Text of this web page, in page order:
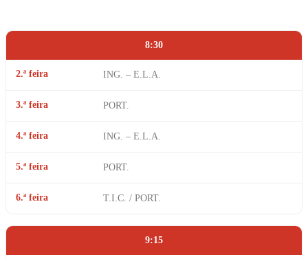
8:30
2.ª feira ING. – E.L.A.
3.ª feira PORT.
4.ª feira ING. – E.L.A.
5.ª feira PORT.
6.ª feira T.I.C. / PORT.
9:15